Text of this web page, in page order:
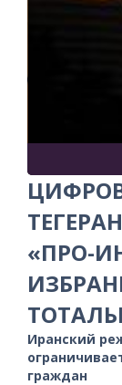
«ПРО-
Иранский
граждан